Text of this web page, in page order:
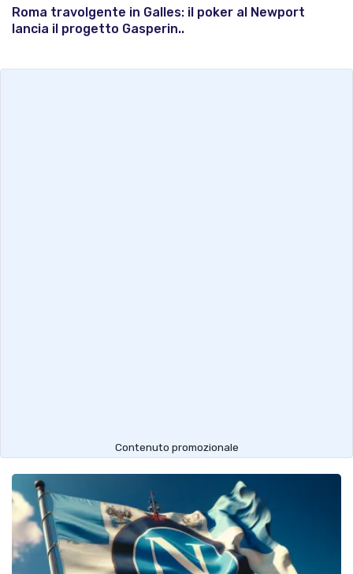
Roma travolgente in Galles: il poker al Newport
lancia il progetto Gasperin..
Contenuto promozionale